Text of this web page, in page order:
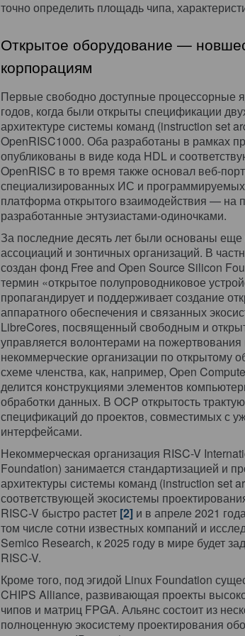
точно определить площадь чипа,
Открытое оборудование —
корпорациям
Первые свободно доступные процессорные
годов, когда были открыты спецификации
архитектуре системы команд (instruction set
OpenRISC1000. Оба разработаны в рамках
опубликованы в виде кода HDL и
OpenRISC в то время также основал веб-
специализированных ИС и
платформа открытого взаимодействия — на
разработанные энтузиастами-одиночками.
За последние десять лет были основаны еще
ассоциаций и зонтичных организаций. В
создан фонд Free and Open Source Silicon
термин «открытое полупроводниковое
пропагандирует и поддерживает создание
аппаратного обеспечения и связанных
LibreCores, посвященный свободным и
управляется волонтерами на
некоммерческие организации по открытому
схеме членства, как, например, Open
делится конструкциями элементов
обработки данных. В OCP открытость
спецификаций до проектов, совместимых с
интерфейсами.
Некоммерческая организация RISC-V
Foundation) занимается стандартизацией и
архитектуры системы команд (instruction set
соответствующей экосистемы
RISC-V быстро растет [2] и в апреле 2021
том числе сотни известных компаний и
Semico Research, к 2025 году в мире будет
RISC-V.
Кроме того, под эгидой Linux Foundation
CHIPS Alliance, развивающая проекты
чипов и матриц FPGA. Альянс состоит из
полноценную экосистему проектирования